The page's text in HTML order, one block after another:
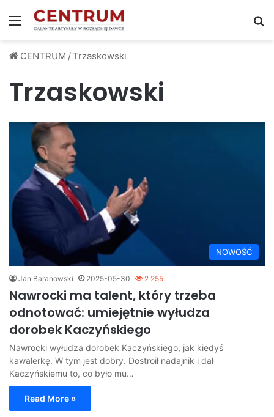
Menu
CENTRUM /Trzaskowski
Trzaskowski
NOWOŚĆ
Jan Baranowski 2025-05-30 2 255
Nawrocki ma talent, który trzeba
odnotować: umiejętnie wyłudza
dorobek Kaczyńskiego
Nawrocki wyłudza dorobek Kaczyńskiego, jak kiedyś
kawalerkę. W tym jest dobry. Dostroił nadajnik i dał
Kaczyńskiemu to, co było mu…
Read More »